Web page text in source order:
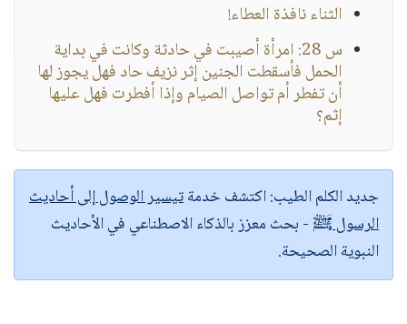
الثناء نافذة العطاء!
س 28: امرأة أصيبت في حادثة وكانت في بداية
الحمل فأسقطت الجنين إثر نزيف حاد فهل يجوز لها
أن تفطر أم تواصل الصيام وإذا أفطرت فهل عليها
إثم؟
جديد الكلم الطيب:اكتشف خدمةتيسير الوصول إلى أحاديث
الرسول ﷺ - بحث معزز بالذكاء الاصطناعي في الأحاديث
النبوية الصحيحة.